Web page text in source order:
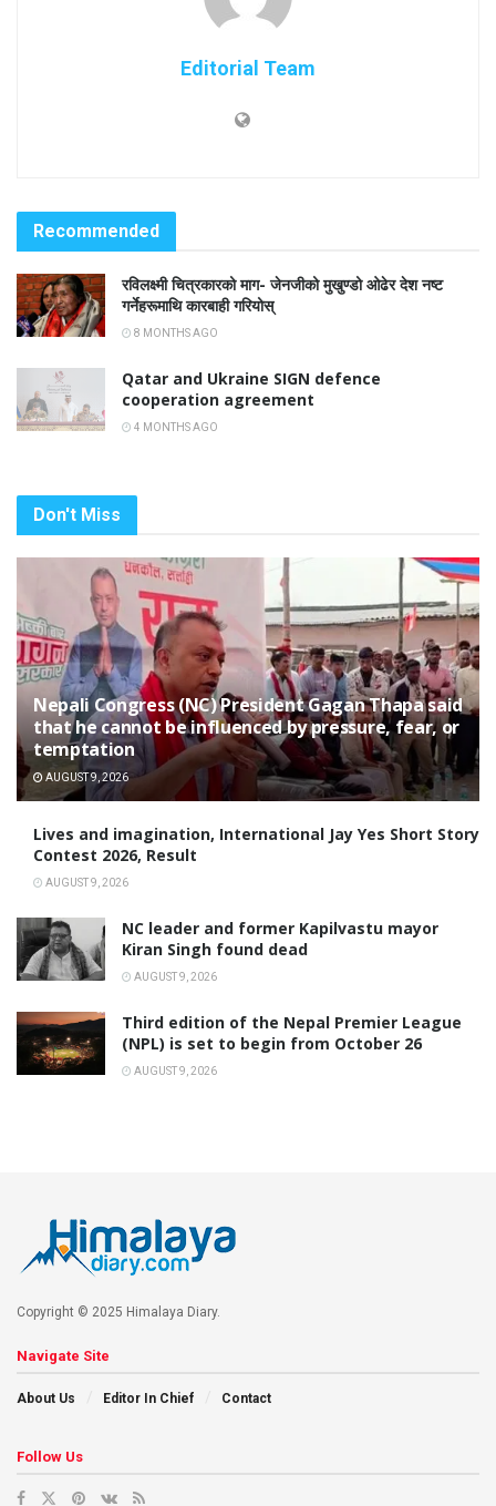
Editorial Team
Recommended
रविलक्ष्मी चित्रकारको माग- जेनजीको मुखुण्डो ओढेर देश नष्ट
गर्नेहरूमाथि कारबाही गरियोस्
8 MONTHS AGO
Qatar and Ukraine SIGN defence
cooperation agreement
4 MONTHS AGO
Don't Miss
Nepali Congress (NC) President Gagan Thapa said
that he cannot be influenced by pressure, fear, or
temptation
AUGUST 9, 2026
Lives and imagination, International Jay Yes Short Story
Contest 2026, Result
AUGUST 9, 2026
NC leader and former Kapilvastu mayor
Kiran Singh found dead
AUGUST 9, 2026
Third edition of the Nepal Premier League
(NPL) is set to begin from October 26
AUGUST 9, 2026
Copyright © 2025 Himalaya Diary.
Navigate Site
About Us Editor In Chief Contact
Follow Us